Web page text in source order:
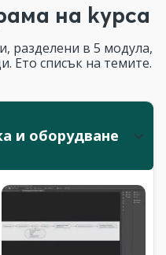
на курса
разделени в 5 модула,
Ето списък на темите.
и оборудване